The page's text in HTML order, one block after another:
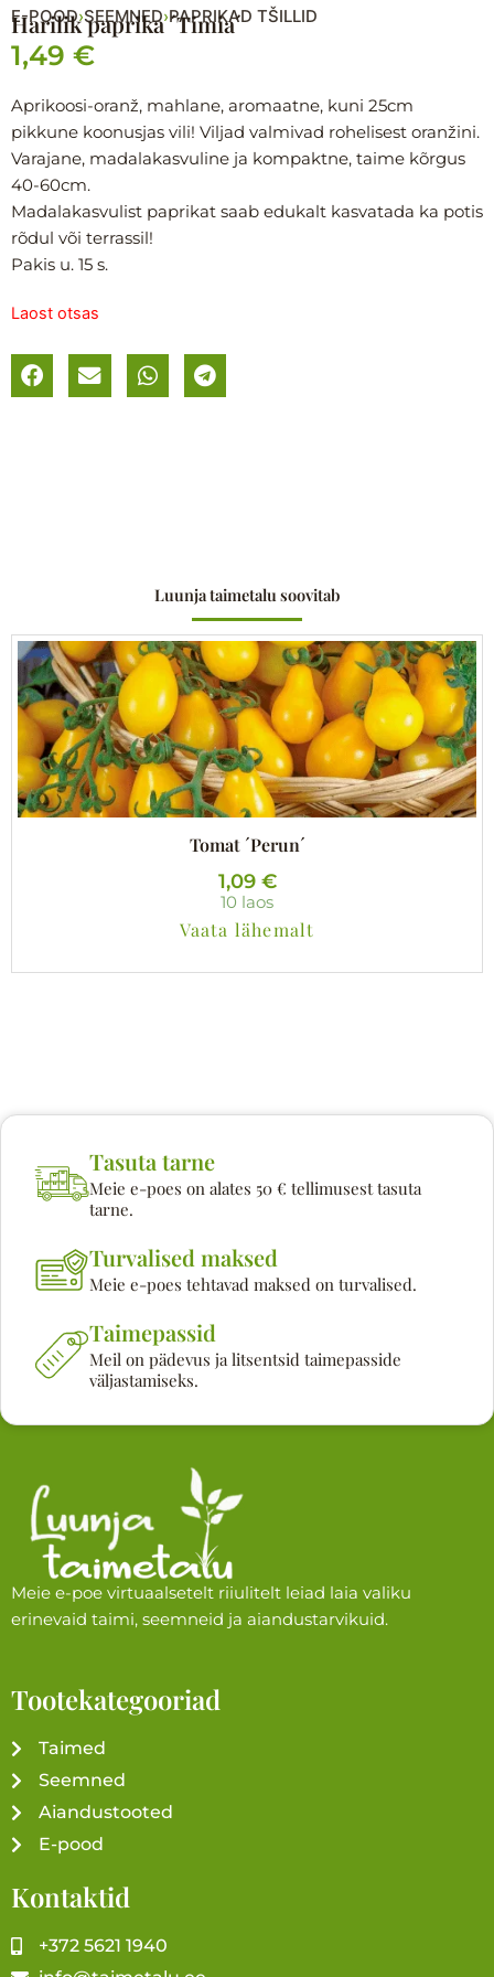
E-POOD›SEEMNED›PAPRIKAD TŠILLID
Harilik paprika ´Timia´
1,49 €
Aprikoosi-oranž, mahlane, aromaatne, kuni 25cm
pikkune koonusjas vili! Viljad valmivad rohelisest oranžini.
Varajane, madalakasvuline ja kompaktne, taime kõrgus
40-60cm.
Madalakasvulist paprikat saab edukalt kasvatada ka potis
rõdul või terrassil!
Pakis u. 15 s.
Laost otsas
Luunja taimetalu soovitab
Tomat ´Perun´
1,09 €
10 laos
Vaata lähemalt
Tasuta tarne
Meie e-poes on alates 50 € tellimusest tasuta
tarne.
Turvalised maksed
Meie e-poes tehtavad maksed on turvalised.
Taimepassid
Meil on pädevus ja litsentsid taimepasside
väljastamiseks.
Meie e-poe virtuaalsetelt riiulitelt leiad laia valiku
erinevaid taimi, seemneid ja aiandustarvikuid.
Tootekategooriad
Taimed
Seemned
Aiandustooted
E-pood
Kontaktid
+372 5621 1940